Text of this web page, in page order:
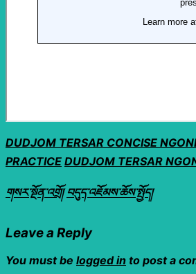
DUDJOM TERSAR CONCISE
PRACTICE DUDJOM TERSAR
གསར་སྔོན་འགྲོ། བདུད་འཇོམས་ཆོས་སྤྱོད།
Leave a Reply
You must be logged in to post a